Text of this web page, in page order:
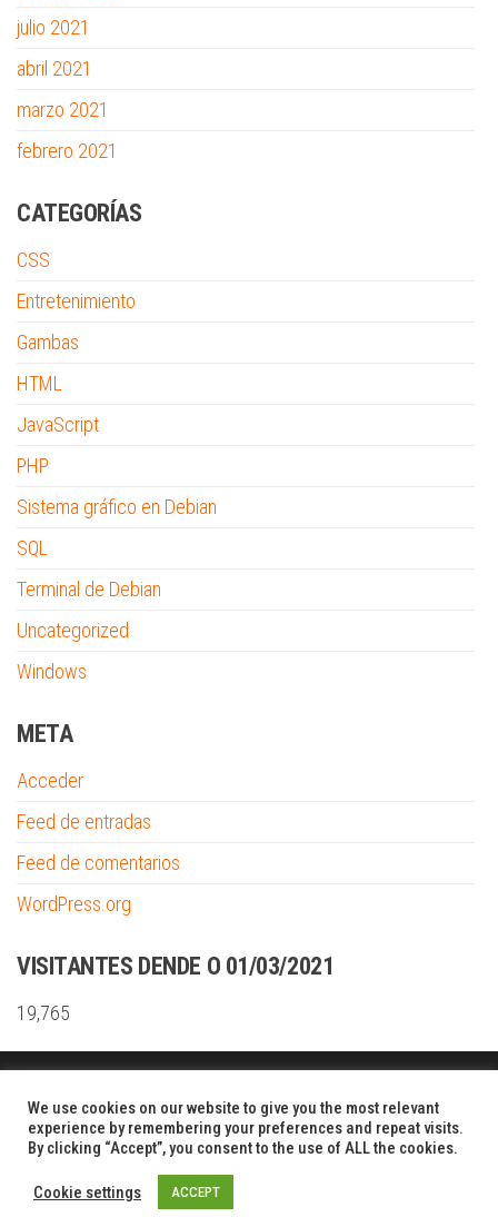
julio 2021
abril 2021
marzo 2021
febrero 2021
CATEGORÍAS
CSS
Entretenimiento
Gambas
HTML
JavaScript
PHP
Sistema gráfico en Debian
SQL
Terminal de Debian
Uncategorized
Windows
META
Acceder
Feed de entradas
Feed de comentarios
WordPress.org
VISITANTES DENDE O 01/03/2021
19,765
We use cookies on our website to give you the most relevant
experience by remembering your preferences and repeat visits.
By clicking “Accept”, you consent to the use of ALL the cookies.
Cookie settings ACCEPT